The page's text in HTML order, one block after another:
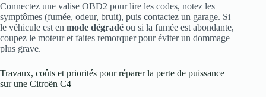
Connectez une valise OBD2 pour lire les codes, notez les
symptômes (fumée, odeur, bruit), puis contactez un garage. Si
le véhicule est en mode dégradé ou si la fumée est abondante,
coupez le moteur et faites remorquer pour éviter un dommage
plus grave.
Travaux, coûts et priorités pour réparer la perte de puissance
sur une Citroën C4